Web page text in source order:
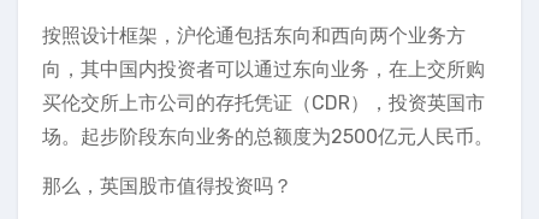
按照设计框架，沪伦通包括东向和西向两个业务方
向，其中国内投资者可以通过东向业务，在上交所购
买伦交所上市公司的存托凭证（CDR），投资英国市
场。起步阶段东向业务的总额度为2500亿元人民币。
那么，英国股市值得投资吗？